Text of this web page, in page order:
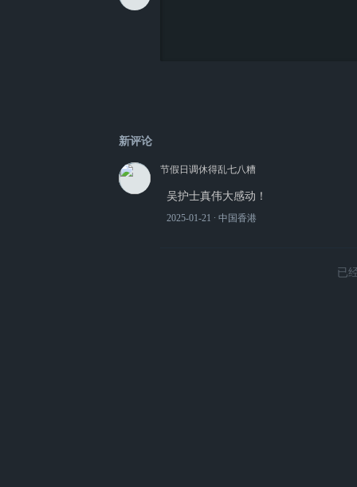
新评论
节假日调休得乱七八糟
吴护士真伟大感动！
2025-01-21 ∙ 中国香港
已